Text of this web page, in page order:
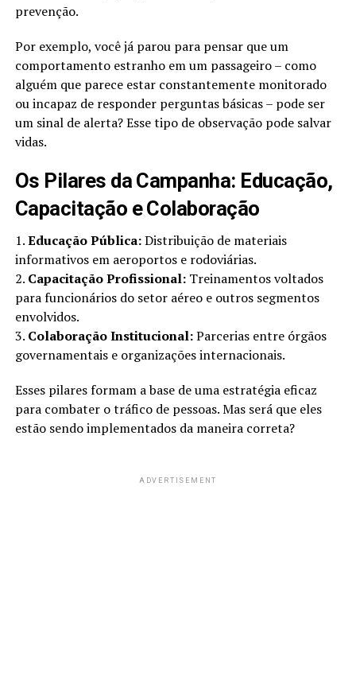
prevenção.
Por exemplo, você já parou para pensar que um
comportamento estranho em um passageiro – como
alguém que parece estar constantemente monitorado
ou incapaz de responder perguntas básicas – pode ser
um sinal de alerta? Esse tipo de observação pode salvar
vidas.
Os Pilares da Campanha: Educação,
Capacitação e Colaboração
1.Educação Pública:Distribuição de materiais
informativos em aeroportos e rodoviárias.
2. Capacitação Profissional:Treinamentos voltados
para funcionários do setor aéreo e outros segmentos
envolvidos.
3. Colaboração Institucional:Parcerias entre órgãos
governamentais e organizações internacionais.
Esses pilares formam a base de uma estratégia eficaz
para combater o tráfico de pessoas. Mas será que eles
estão sendo implementados da maneira correta?
ADVERTISEMENT